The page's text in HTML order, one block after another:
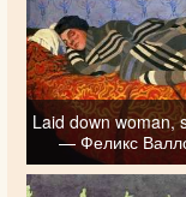
Laid down woman,
— Феликс